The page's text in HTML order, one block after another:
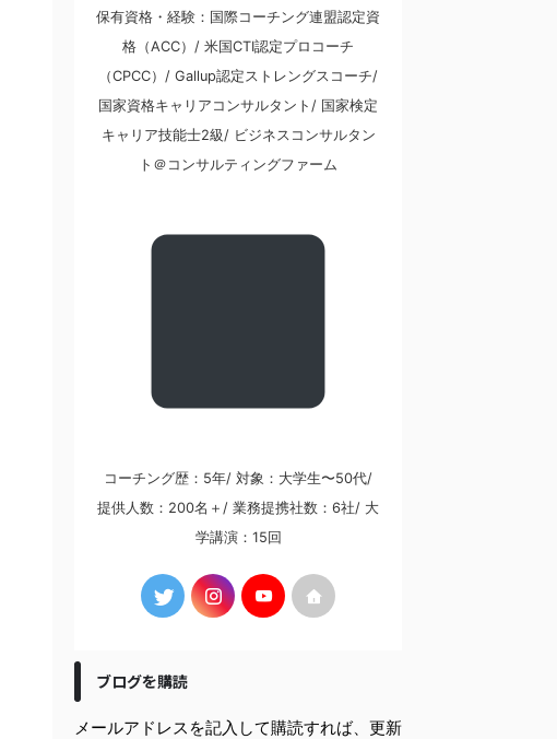
保有資格・経験：国際コーチング連盟認定資
格（ACC）/ 米国CTI認定プロコーチ
（CPCC）/ Gallup認定ストレングスコーチ/
国家資格キャリアコンサルタント/ 国家検定
キャリア技能士2級/ ビジネスコンサルタン
ト＠コンサルティングファーム
コーチング歴：5年/ 対象：大学生〜50代/
提供人数：200名＋/ 業務提携社数：6社/ 大
学講演：15回
ブログを購読
メールアドレスを記入して購読すれば、更新